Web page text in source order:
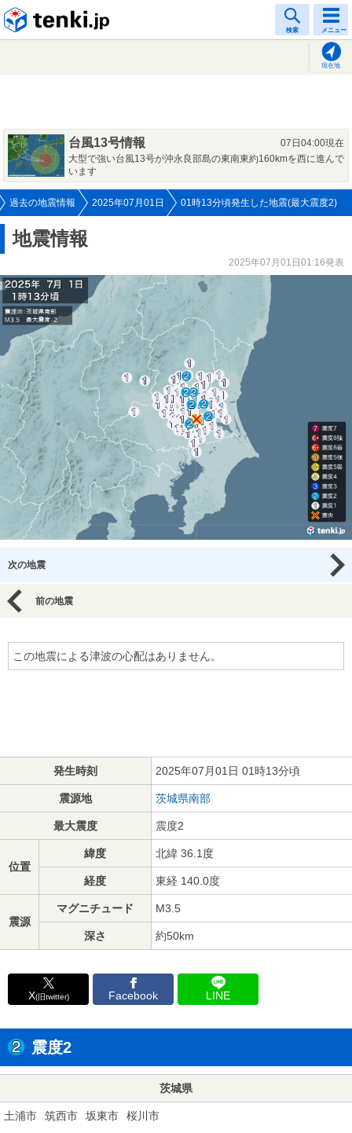
検索 メニュー
現在地
台風13号情報
07日04:00現在
大型で強い台風13号が沖永良部島の東南東約160kmを西に進んで
います
過去の地震情報 2025年07月01日 01時13分頃発生した地震(最大震度2)
地震情報
2025年07月01日01:16発表
次の地震
前の地震
この地震による津波の心配はありません。
発生時刻 2025年07月01日 01時13分頃
震源地 茨城県南部
最大震度 震度2
位置
緯度 北緯 36.1度
経度 東経 140.0度
震源
マグニチュード M3.5
深さ 約50km
X(旧twitter) Facebook LINE
震度2
茨城県
土浦市 筑西市 坂東市 桜川市